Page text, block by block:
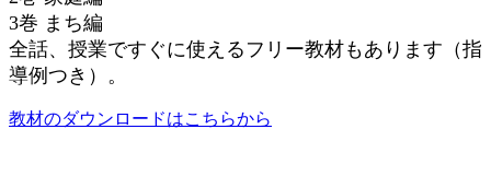
3巻 まち編
全話、授業ですぐに使えるフリー教材もあります（指
導例つき）。
教材のダウンロードはこちらから